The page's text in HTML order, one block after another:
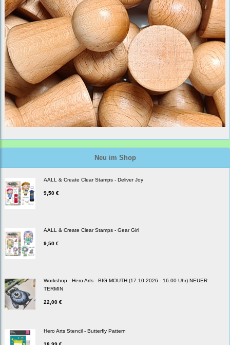
Neu im Shop
AALL & Create Clear Stamps - Deliver Joy
9,50 €
AALL & Create Clear Stamps - Gear Girl
9,50 €
Workshop - Hero Arts - BIG MOUTH (17.10.2026 - 16.00 Uhr) NEUER
TERMIN
22,00 €
Hero Arts Stencil - Butterfly Pattern